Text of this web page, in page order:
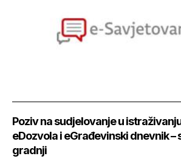
Poziv na sudjelovanje u
eDozvola i eGrađevinski dnevnik –
gradnji